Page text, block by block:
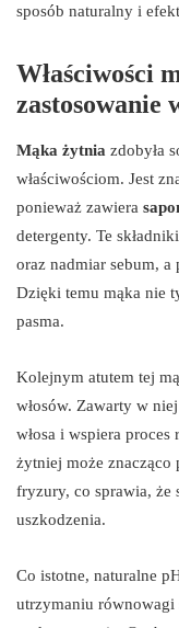
sposób naturalny i
Właściwości
zastosowanie
Mąka żytnia zdobyła
właściwościom. Jest
ponieważ zawiera
detergenty. Te
oraz nadmiar sebum,
Dzięki temu mąka nie
pasma.
Kolejnym atutem tej
włosów. Zawarty w niej
włosa i wspiera
żytniej może znacząco
fryzury, co sprawia, że
uszkodzenia.
Co istotne, naturalne
utrzymaniu